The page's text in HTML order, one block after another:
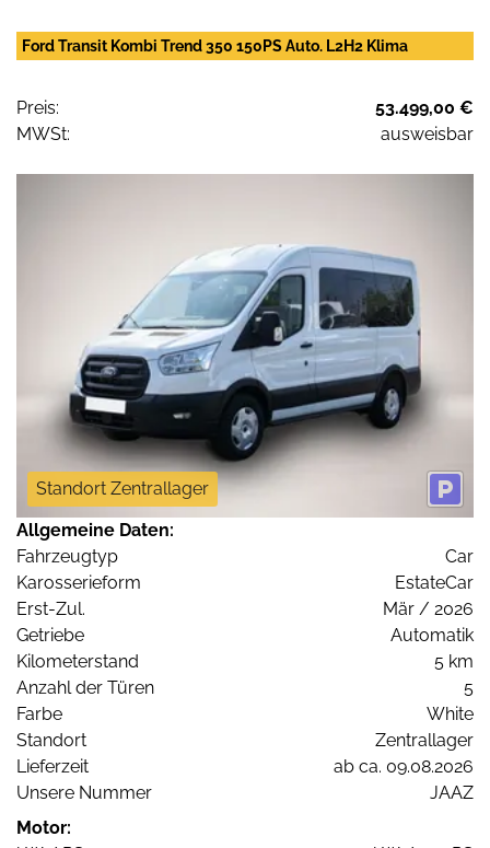
Ford Transit Kombi Trend 350 150PS Auto. L2H2 Klima
Preis:
53.499,00 €
MWSt:
ausweisbar
Standort Zentrallager
Allgemeine Daten:
Fahrzeugtyp
Car
Karosserieform
EstateCar
Erst-Zul.
Mär / 2026
Getriebe
Automatik
Kilometerstand
5 km
Anzahl der Türen
5
Farbe
White
Standort
Zentrallager
Lieferzeit
ab ca. 09.08.2026
Unsere Nummer
JAAZ
Motor: